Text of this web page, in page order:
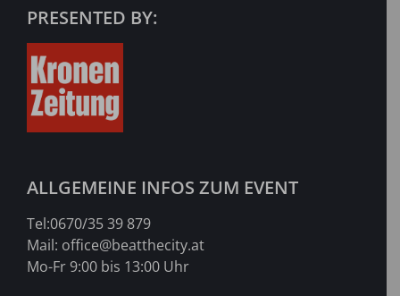
PRESENTED BY:
ALLGEMEINE INFOS ZUM EVENT
Tel:0670/35 39 879
Mail: office@beatthecity.at
Mo-Fr 9:00 bis 13:00 Uhr